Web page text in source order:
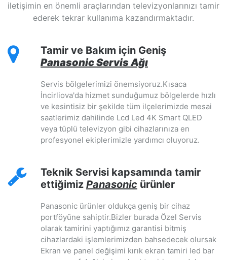
iletişimin en önemli araçlarından televizyonlarınızı tamir
ederek tekrar kullanıma kazandırmaktadır.
Tamir ve Bakım için Geniş
Panasonic Servis Ağı
Servis bölgelerimizi önemsiyoruz.Kısaca
İncirliova'da hizmet sunduğumuz bölgelerde hızlı
ve kesintisiz bir şekilde tüm ilçelerimizde mesai
saatlerimiz dahilinde Lcd Led 4K Smart QLED
veya tüplü televizyon gibi cihazlarınıza en
profesyonel ekiplerimizle yardımcı oluyoruz.
Teknik Servisi kapsamında tamir
ettiğimiz Panasonic ürünler
Panasonic ürünler oldukça geniş bir cihaz
portföyüne sahiptir.Bizler burada Özel Servis
olarak tamirini yaptığımız garantisi bitmiş
cihazlardaki işlemlerimizden bahsedecek olursak
Ekran ve panel değişimi kırık ekran tamiri led bar